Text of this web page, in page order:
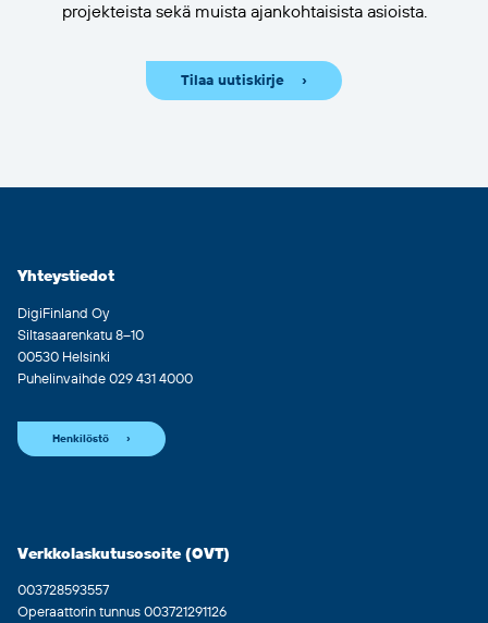
projekteista sekä muista ajankohtaisista asioista.
Tilaa uutiskirje
Yhteystiedot
DigiFinland Oy
Siltasaarenkatu 8–10
00530 Helsinki
Puhelinvaihde 029 431 4000
Henkilöstö
Verkkolaskutusosoite (OVT)
003728593557
Operaattorin tunnus 003721291126